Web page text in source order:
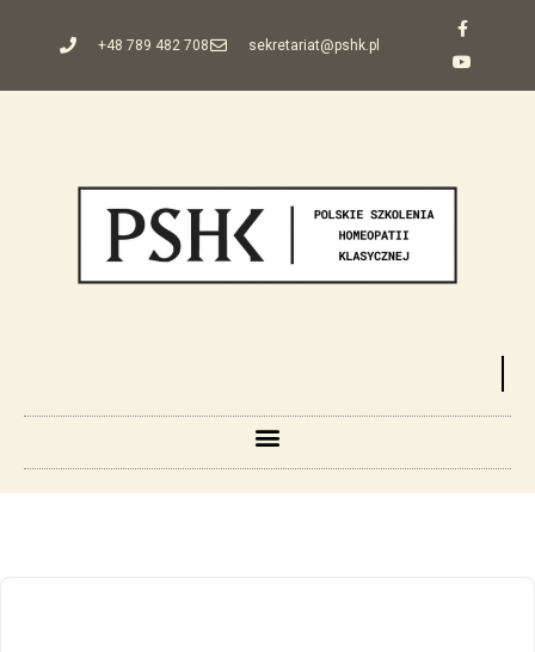
+48 789 482 708 sekretariat@pshk.pl